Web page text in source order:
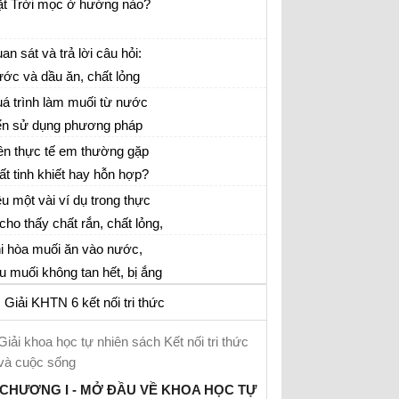
dưới (ghi câu trả lời của
vào vở)
Trời mọc ở hướng nào?
sát và trả lời câu hỏi:
và dầu ăn, chất lỏng
nặng hơn?....
trình làm muối từ nước
sử dụng phương pháp
chất nào?
thực tế em thường gặp
tinh khiết hay hỗn hợp?
một vài ví dụ trong thực
thấy chất rắn, chất lỏng,
khí tan trong nước.
hòa muối ăn vào nước,
muối không tan hết, bị ắng
đáy thì có tạo thành
phù không?
Giải KHTN 6 kết nối tri thức
khoa học tự nhiên sách Kết nối tri thức
cuộc sống
CHƯƠNG I - MỞ ĐẦU VỀ KHOA HỌC TỰ